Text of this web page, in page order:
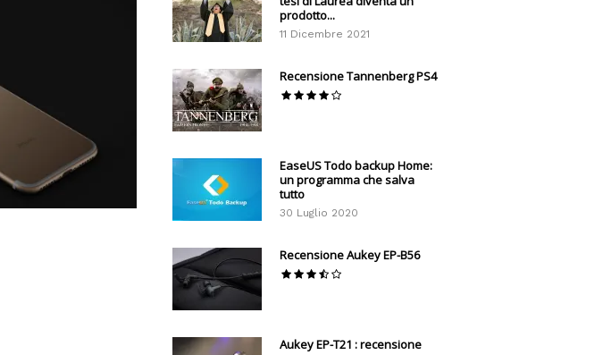
prodotto...
11 Dicembre 2021
Recensione Tannenberg PS4
EaseUS Todo backup Home:
un programma che salva
tutto
30 Luglio 2020
Recensione Aukey EP-B56
Aukey EP-T21 : recensione